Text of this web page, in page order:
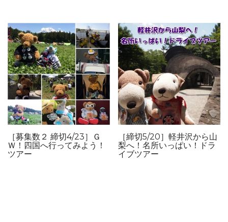
［募集数２ 締切4/23］Ｇ
Ｗ！四国へ行ってみよう！
ツアー
［締切5/20］軽井沢から山
梨へ！名所いっぱい！ドラ
イブツアー